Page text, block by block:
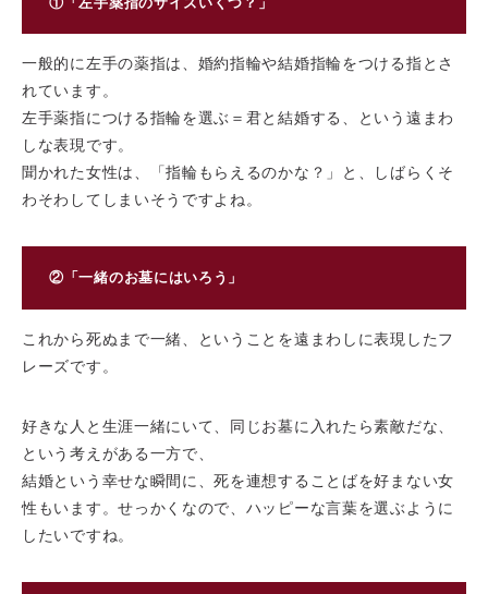
一般的に左手の薬指は、婚約指輪や結婚指輪をつける指とさ
れています。
左手薬指につける指輪を選ぶ＝君と結婚する、という遠まわ
しな表現です。
聞かれた女性は、「指輪もらえるのかな？」と、しばらくそ
わそわしてしまいそうですよね。
②「一緒のお墓にはいろう」
これから死ぬまで一緒、ということを遠まわしに表現したフ
レーズです。
好きな人と生涯一緒にいて、同じお墓に入れたら素敵だな、
という考えがある一方で、
結婚という幸せな瞬間に、死を連想することばを好まない女
性もいます。せっかくなので、ハッピーな⾔葉を選ぶように
したいですね。